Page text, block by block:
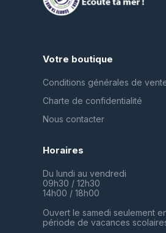
Votre boutique
Conditions générales de
Charte de confidentialité
Nous contacter
Horaires
Du lundi au vendredi
09h30 / 12h30
14h00 / 18h00
Ouvert le samedi seulement
période de vacances